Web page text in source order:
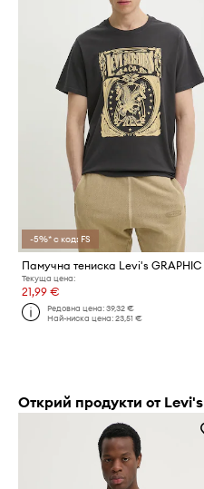
-5%* с код: FS
Текуща цена:
21,99 €
Редовна цена:39,32 €
Най-ниска цена:23,51 €
Открий продукти от Levi's